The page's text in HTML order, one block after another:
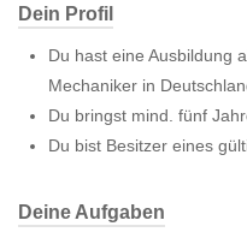
Dein Profil
Du hast eine Ausbildung
Mechaniker in
Du bringst mind. fünf
Du bist Besitzer eines
Deine Aufgaben